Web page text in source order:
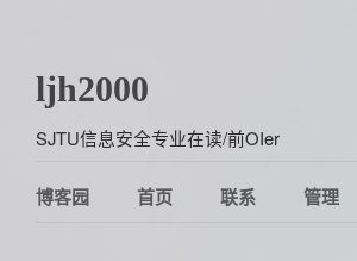
ljh2000
SJTU信息安全专业在读/前OIer
博客园 首页 联系 管理